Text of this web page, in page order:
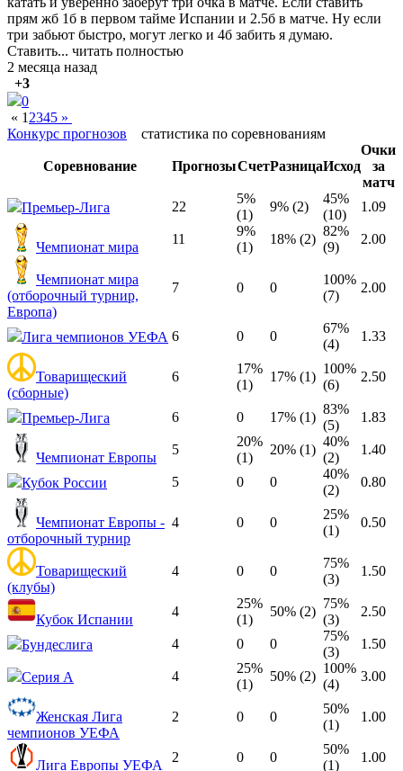
прям жб 1б в первом тайме Испании и 2.5б в матче. Ну если
три забьют быстро, могут легко и 4б забить я думаю.
Ставить... читать полностью
2 месяца назад
+3
0
« 1 2345 »
Конкурс прогнозов статистика по соревнованиям
Соревнование ПрогнозыСчетРазницаИсход
Очки
за
матч
Премьер-Лига
22
5%
(1)
9% (2)
45%
(10)
1.09
Чемпионат мира
11
9%
(1)
18% (2)
82%
(9)
2.00
Чемпионат мира
(отборочный турнир,
Европа)
7 0 0
100%
(7)
2.00
Лига чемпионов УЕФА 6 0 0
67%
(4)
1.33
Товарищеский
(сборные)
6
17%
(1)
17% (1)
100%
(6)
2.50
Премьер-Лига 6 0 17% (1)
83%
(5)
1.83
Чемпионат Европы
5
20%
(1)
20% (1)
40%
(2)
1.40
Кубок России 5 0 0
40%
(2)
0.80
Чемпионат Европы -
отборочный турнир
4 0 0
25%
(1)
0.50
Товарищеский
(клубы)
4 0 0
75%
(3)
1.50
Кубок Испании
4
25%
(1)
50% (2)
75%
(3)
2.50
Бундеслига 4 0 0
75%
(3)
1.50
Серия А 4
25%
(1)
50% (2)
100%
(4)
3.00
Женская Лига
чемпионов УЕФА
2 0 0
50%
(1)
1.00
Лига Европы УЕФА
2 0 0
50%
(1)
1.00